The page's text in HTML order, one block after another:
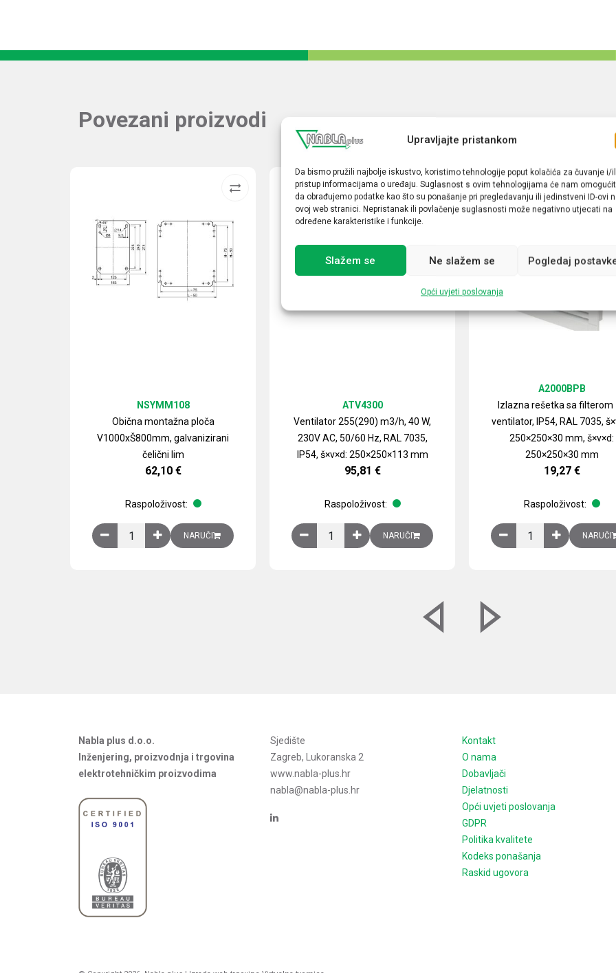
Upravljajte pristankom
Da bismo pružili najbolje iskustvo, koristimo tehnologije poput kolačića za čuvanje i/
pristup informacijama o uređaju. Suglasnost s ovim tehnologijama će nam
da obrađujemo podatke kao što su ponašanje pri pregledavanju ili jedinstveni ID-ovi
ovoj web stranici. Nepristanak ili povlačenje suglasnosti može negativno utjecati na
određene karakteristike i funkcije.
Slažem se Ne slažem se Pogledaj
Opći uvjeti poslovanja
Povezani proizvodi
Obična montažna ploča
V1000xŠ800mm, galvanizirani
čelični lim
NSYMM108
62,10 €
Raspoloživost:
Obična montažna ploča V1000xŠ800mm, galvanizirani čelični lim količina
NARUČI
Ventilator 255(290) m3/h, 40 W,
230V AC, 50/60 Hz, RAL 7035,
IP54, š×v×d: 250×250×113 mm
ATV4300
95,81 €
Raspoloživost:
Ventilator 255(290) m3/h, 40 W, 230V AC, 50/60 Hz, RAL 7035, IP54,
NARUČI
Izlazna rešetka sa filterom
ventilator, IP54, RAL 7035,
250×250×30 mm, š×v×d:
250×250×30 mm
A2000BPB
19,27 €
Raspoloživost:
Izlazna rešetka saNARUČI
Nabla plus d.o.o.
Inženjering, proizvodnja i trgovina
elektrotehničkim proizvodima
Sjedište
Zagreb, Lukoranska 2
www.nabla-plus.hr
nabla@nabla-plus.hr
Kontakt
O nama
Dobavljači
Djelatnosti
Opći uvjeti poslovanja
GDPR
Politika kvalitete
Kodeks ponašanja
Raskid ugovora